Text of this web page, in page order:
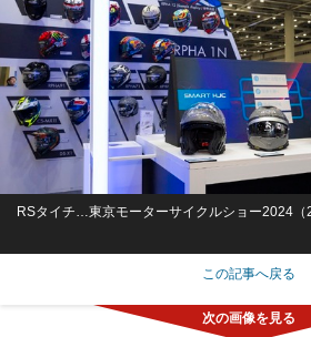
RSタイチ…東京モーターサイクルショー2024（
この記事へ戻る